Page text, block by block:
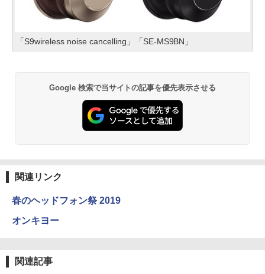
「S9wireless noise cancelling」「SE-MS9BN」
Google 検索で当サイトの記事を優先表示させる
関連リンク
春のヘッドフォン祭 2019
オンキヨー
関連記事